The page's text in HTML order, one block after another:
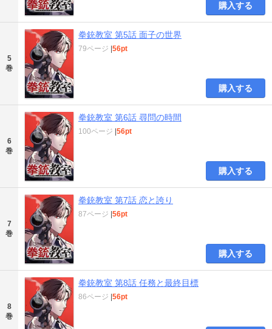
購入する
5
巻
拳銃教室 第5話 面子の世界
79ページ 56pt
購入する
6
巻
拳銃教室 第6話 尋問の時間
100ページ 56pt
購入する
7
巻
拳銃教室 第7話 恋と誇り
87ページ 56pt
購入する
8
巻
拳銃教室 第8話 任務と最終目標
86ページ 56pt